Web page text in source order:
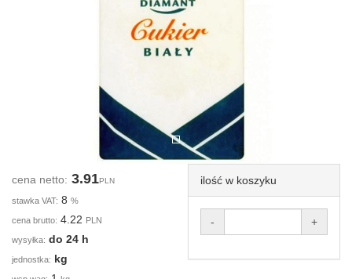
cena netto: 3.91PLN
stawka VAT: 8 %
cena brutto: 4.22 PLN
wysyłka: do 24 h
jednostka: kg
ilość w koszyku
- +